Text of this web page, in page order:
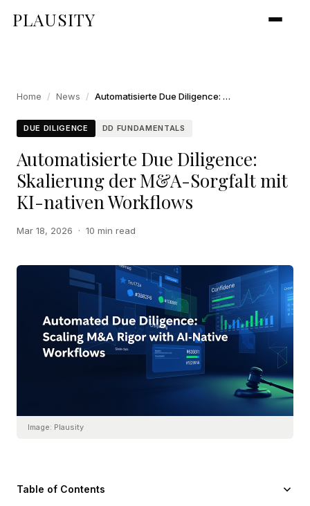
PLAUSITY
Home / News / Automatisierte Due Diligence: Skalierung der M&A-Sorgfalt mit KI-nativen Workflows
DUE DILIGENCE DD FUNDAMENTALS
Automatisierte Due Diligence:
Skalierung der M&A-Sorgfalt mit
KI-nativen Workflows
Mar 18, 2026 · 10 min read
Image: Plausity
Table of Contents